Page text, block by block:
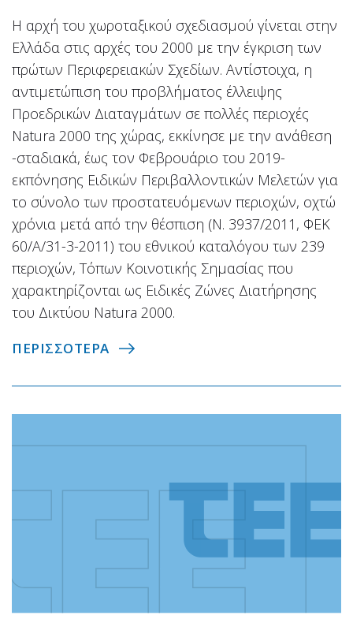
Η αρχή του χωροταξικού σχεδιασμού γίνεται στην
Ελλάδα στις αρχές του 2000 με την έγκριση των
πρώτων Περιφερειακών Σχεδίων. Αντίστοιχα, η
αντιμετώπιση του προβλήματος έλλειψης
Προεδρικών Διαταγμάτων σε πολλές περιοχές
Natura 2000 της χώρας, εκκίνησε με την ανάθεση
-σταδιακά, έως τον Φεβρουάριο του 2019-
εκπόνησης Ειδικών Περιβαλλοντικών Μελετών για
το σύνολο των προστατευόμενων περιοχών, οχτώ
χρόνια μετά από την θέσπιση (Ν. 3937/2011, ΦΕΚ
60/Α/31-3-2011) του εθνικού καταλόγου των 239
περιοχών, Τόπων Κοινοτικής Σημασίας που
χαρακτηρίζονται ως Ειδικές Ζώνες Διατήρησης
του Δικτύου Natura 2000.
ΠΕΡΙΣΣΟΤΕΡΑ